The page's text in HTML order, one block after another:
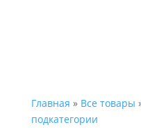
Главная » Все товары
подкатегории